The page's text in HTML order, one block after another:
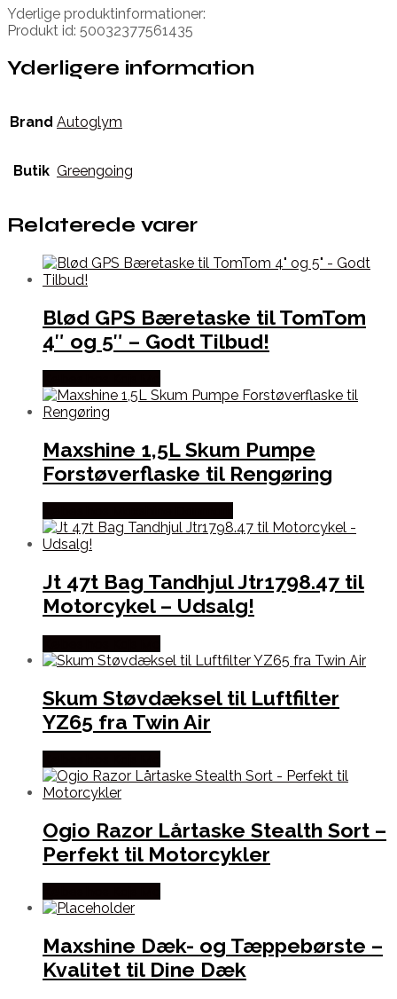
Yderlige produktinformationer:
Produkt id: 50032377561435
Yderligere information
Brand Autoglym
Butik Greengoing
Relaterede varer
Blød GPS Bæretaske til TomTom
4″ og 5″ – Godt Tilbud!
Maxshine 1,5L Skum Pumpe
Forstøverflaske til Rengøring
Jt 47t Bag Tandhjul Jtr1798.47 til
Motorcykel – Udsalg!
Skum Støvdæksel til Luftfilter
YZ65 fra Twin Air
Ogio Razor Lårtaske Stealth Sort –
Perfekt til Motorcykler
Maxshine Dæk- og Tæppebørste –
Kvalitet til Dine Dæk